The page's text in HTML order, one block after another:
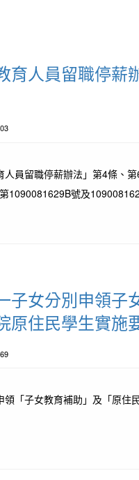
育人員留職停薪
人員留職停薪辦法」第4條、
1090081629B號及
子女分別申領子
原住民學生實施
「子女教育補助」及「原住